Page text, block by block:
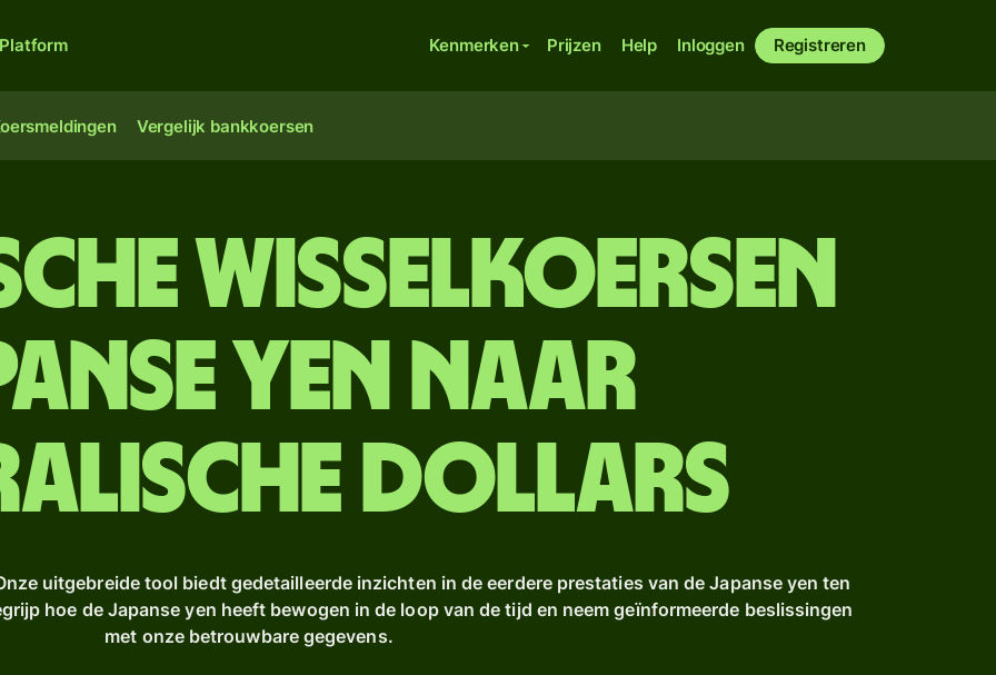
Platform Kenmerken Prijzen Help Inloggen Registreren
Vergelijk bankkoersen
wisselkoersen
yen naar
dollars
uitgebreide tool biedt gedetailleerde inzichten in de eerdere prestaties van de Japanse yen ten
hoe de Japanse yen heeft bewogen in de loop van de tijd en neem geïnformeerde beslissingen
met onze betrouwbare gegevens.